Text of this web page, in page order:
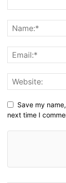
Save my
next time I